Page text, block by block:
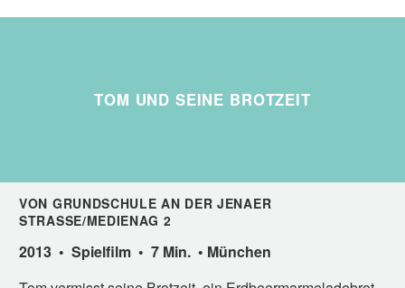
TOM UND SEINE BROTZEIT
VON GRUNDSCHULE AN DER JENAER
STRASSE/MEDIENAG 2
2013 • Spielfilm • 7 Min. • München